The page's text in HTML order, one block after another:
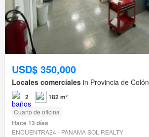
USD$ 350,000
Locales comerciales in Provincia de Colón
2 182 m²
Cuarto de oficina
Hace 13 días
ENCUENTRA24 - PANAMA SOL REALTY